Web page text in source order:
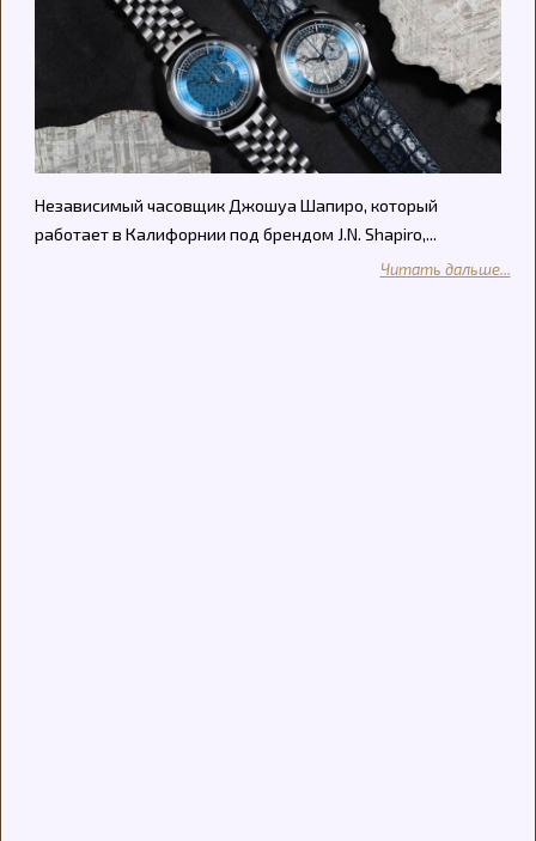
Независимый часовщик Джошуа Шапиро, который
работает в Калифорнии под брендом J.N. Shapiro,...
Читать дальше...